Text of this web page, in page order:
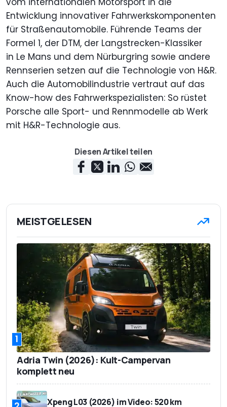
Entwicklung innovativer Fahrwerkskomponenten
für Straßenautomobile. Führende Teams der
Formel 1, der DTM, der Langstrecken-Klassiker
in Le Mans und dem Nürburgring sowie andere
Rennserien setzen auf die Technologie von H&R.
Auch die Automobilindustrie vertraut auf das
Know-how des Fahrwerkspezialisten: So rüstet
Porsche alle Sport- und Rennmodelle ab Werk
mit H&R-Technologie aus.
Diesen Artikel teilen
MEISTGELESEN
1
Adria Twin (2026): Kult-Campervan
komplett neu
Xpeng L03 (2026) im Video: 520 km